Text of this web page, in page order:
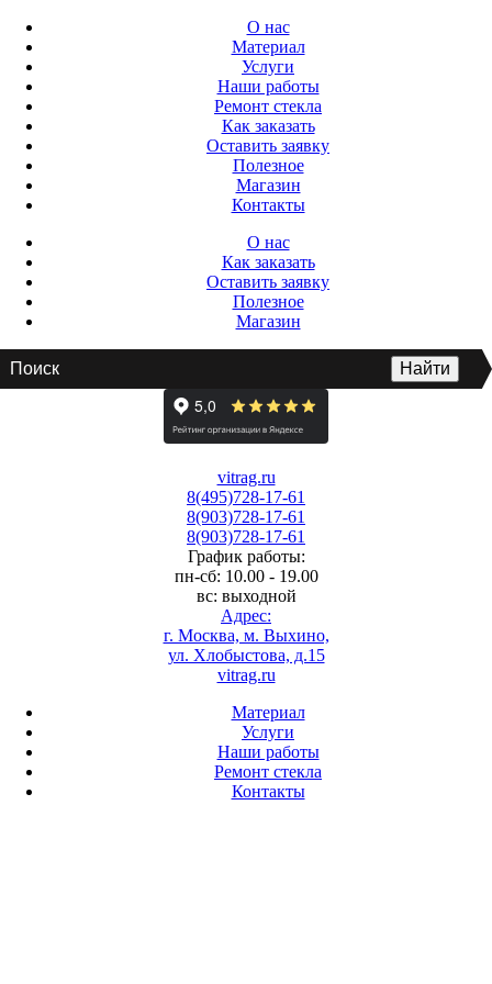
О нас
Материал
Услуги
Наши работы
Ремонт стекла
Как заказать
Оставить заявку
Полезное
Магазин
Контакты
О нас
Как заказать
Оставить заявку
Полезное
Магазин
vitrag.ru
8(495)728-17-61
8(903)728-17-61
8(903)728-17-61
График работы:
пн-сб: 10.00 - 19.00
вс: выходной
Адрес:
г. Москва, м. Выхино,
ул. Хлобыстова, д.15
vitrag.ru
Материал
Услуги
Наши работы
Ремонт стекла
Контакты